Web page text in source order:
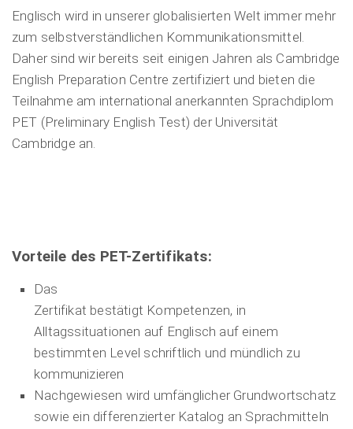
Englisch wird in unserer globalisierten Welt immer mehr
zum selbstverständlichen Kommunikationsmittel.
Daher sind wir bereits seit einigen Jahren als Cambridge
English Preparation Centre zertifiziert und bieten die
Teilnahme am international anerkannten Sprachdiplom
PET (Preliminary English Test) der Universität
Cambridge an.
Vorteile des PET-Zertifikats:
Das
Zertifikat bestätigt Kompetenzen, in
Alltagssituationen auf Englisch auf einem
bestimmten Level schriftlich und mündlich zu
kommunizieren
Nachgewiesen wird umfänglicher Grundwortschatz
sowie ein differenzierter Katalog an Sprachmitteln